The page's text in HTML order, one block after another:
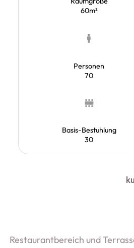
60m²
Personen
70
Basis-Bestuhlung
30
Restaurantbereich und